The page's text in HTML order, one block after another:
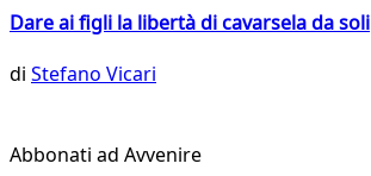
Dare ai figli la libertà di cavarsela da soli
di Stefano Vicari
Abbonati ad Avvenire